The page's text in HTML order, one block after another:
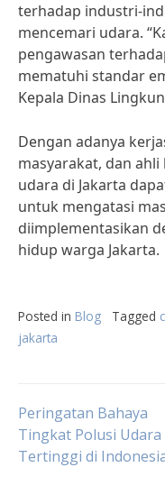
terhadap industri-
mencemari udara.
pengawasan
mematuhi standar
Kepala Dinas
Dengan adanya
masyarakat, dan
udara di Jakarta
untuk mengatasi
diimplementasikan
hidup warga Jakarta.
Posted in Blog Tagged
jakarta
Post
Peringatan Bahaya
Tingkat Polusi Udara
Tertinggi di